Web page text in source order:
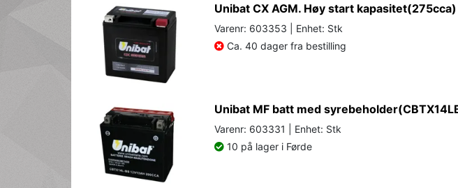
Unibat CX AGM. Høy start kapasitet(275cca)
Varenr: 603353 | Enhet: Stk
Ca. 40 dager fra bestilling
Unibat MF batt med
Varenr: 603331 | Enhet: Stk
10 på lager i Førde